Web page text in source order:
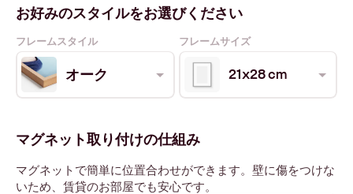
お好みのスタイルをお選びください
フレームスタイル フレームサイズ
オーク 21x28 cm
マグネット取り付けの仕組み
マグネットで簡単に位置合わせができます。壁に傷をつけな
いため、賃貸のお部屋でも安心です。